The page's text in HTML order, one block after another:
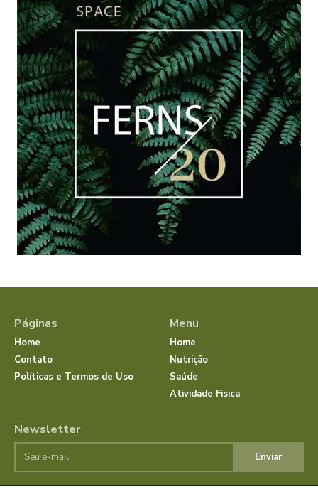
Páginas
Home
Contato
Políticas e Termos de Uso
Menu
Home
Nutrição
Saúde
Atividade Fisica
Newsletter
Enviar